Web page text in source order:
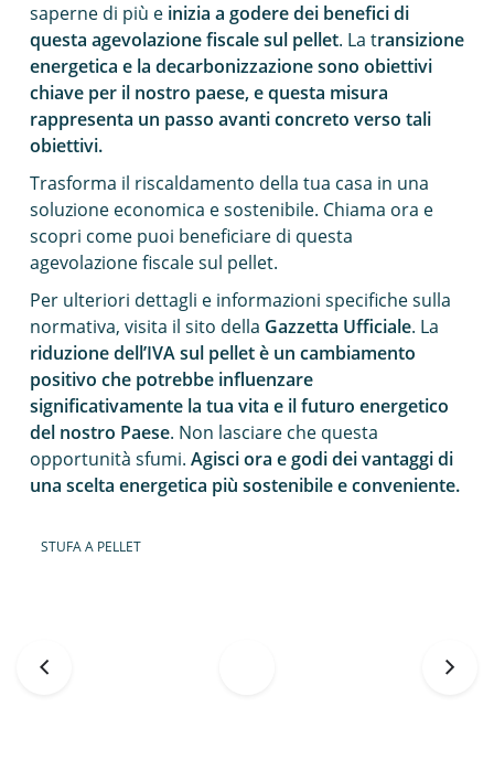
saperne di più e inizia a godere dei benefici di
questa agevolazione fiscale sul pellet. La transizione
energetica e la decarbonizzazione sono obiettivi
chiave per il nostro paese, e questa misura
rappresenta un passo avanti concreto verso tali
obiettivi.
Trasforma il riscaldamento della tua casa in una
soluzione economica e sostenibile. Chiama ora e
scopri come puoi beneficiare di questa
agevolazione fiscale sul pellet.
Per ulteriori dettagli e informazioni specifiche sulla
normativa, visita il sito della Gazzetta Ufficiale. La
riduzione dell’IVA sul pellet è un cambiamento
positivo che potrebbe influenzare
significativamente la tua vita e il futuro energetico
del nostro Paese. Non lasciare che questa
opportunità sfumi. Agisci ora e godi dei vantaggi di
una scelta energetica più sostenibile e conveniente.
STUFA A PELLET